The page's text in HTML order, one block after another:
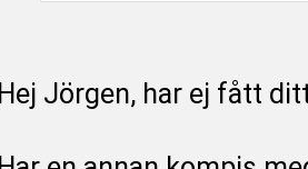
Hej Jörgen, har ej fått